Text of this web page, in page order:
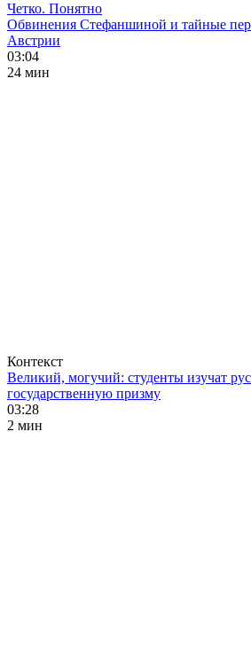
Четко. Понятно
Обвинения Стефаншиной и тайные
Австрии
03:04
24 мин
Контекст
Великий, могучий: студенты изучат
государственную призму
03:28
2 мин